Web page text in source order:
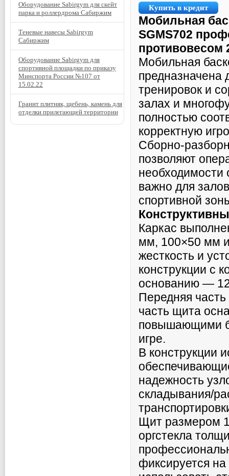
Купить в кредит
Мобильная
SGMS702
противовесом
Мобильная
предназначена
тренировок и
залах и
полностью
корректную
Сборно-
позволяют
необходимости
важно для
спортивной
Каркас
мм, 100×50 мм
жесткость и
конструкции с
основанию —
Передняя
часть щита
повышающими
игре.
В конструкции
надежность
складывания/
Щит размером
оргстекла
фиксируется
Оборудование Sabirgym для скейт
парка и роллердрома Сабиржим
Теневые навесы Sabirgym
Сабиржим
Оборудование Sabirgym для
спортивной площадки по приказу
Минспорта России №107 от
15.02.22
Гранит плитняк, щебень, камень для
отделки прилегающей территории